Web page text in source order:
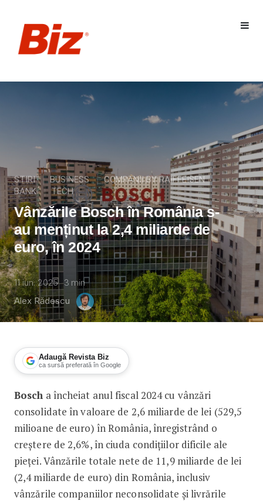
STIRI BUSINESS
COMPANII BY RAIFFEISEN
BANK
TECH
Vânzările Bosch în România s-
au menținut la 2,4 miliarde de
euro, în 2024
11 iun. 2025 3 min
Alex Rădescu
Adaugă Revista Biz
ca sursă preferată în Google
Vânzările Bosch în România s-au
Bosch a încheiat anul fiscal 2024 cu vânzări
consolidate în valoare de 2,6 miliarde de lei (529,5
milioane de euro) în România, înregistrând o
creștere de 2,6%, în ciuda condițiilor dificile ale
pieței. Vânzările totale nete de 11,9 miliarde de lei
(2,4 miliarde de euro) din România, inclusiv
vânzările companiilor neconsolidate și livrările